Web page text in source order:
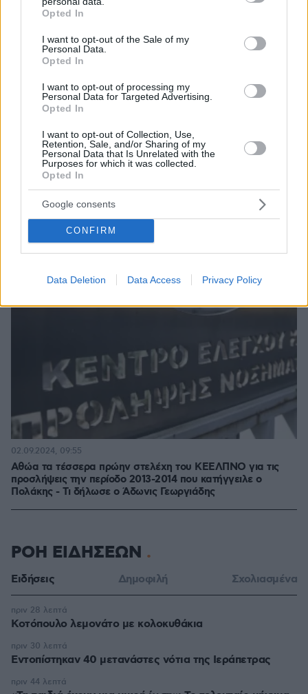
grant or deny consent to Google and its third-party tags to
use your data for below specified purposes in below Google
consent section.
Opted In
I want to opt-out of the Sale of my
Personal Data.
Opted In
I want to opt-out of processing my
Personal Data for Targeted Advertising.
Opted In
I want to opt-out of Collection, Use,
Retention, Sale, and/or Sharing of my
Personal Data that Is Unrelated with the
Purposes for which it was collected.
Opted In
Google consents
CONFIRM
Data Deletion Data Access Privacy Policy
Σχετικά Άρθρα
Αθώα τα τέσσερα πρώην στελέχη του ΚΕΕΛΠΝΟ για τις
προσλήψεις την περίοδο 2013-2014 που κατήγγειλε ο
Πολάκης - Τι δήλωσε ο Άδωνις Γεωργιάδης
02.09.2024, 09:55
Ακολουθήστε το
και μάθετε πρώτοι όλες τις ειδήσεις
Δείτε όλες τις τελευταίες
και τον Κόσμο, τη στιγμή που συμβαίνουν, στο
Protothema.gr
ΡΟΗ ΕΙΔΗΣΕΩΝ
Ειδήσεις Δημοφιλή Σχολιασμένα
Κοτόπουλο λεμονάτο με κολοκυθάκια
πριν 28 λεπτά
Εντοπίστηκαν 40 μετανάστες νότια της Ιεράπετρας
πριν 30 λεπτά
πριν 44 λεπτά